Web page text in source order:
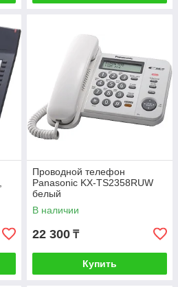
Проводной телефон
Panasonic KX-TS2358RUW
белый
В наличии
22 300 ₸
Купить